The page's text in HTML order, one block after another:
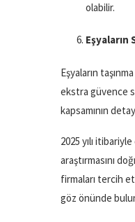
olabilir.
Eşyaların
Eşyaların
ekstra güvence
kapsamının
2025 yılı
araştırmasını
firmaları tercih
göz önünde